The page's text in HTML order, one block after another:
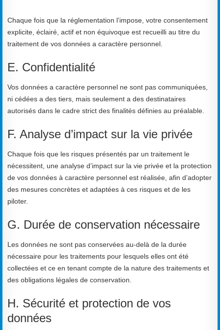
Chaque fois que la réglementation l’impose, votre consentement
explicite, éclairé, actif et non équivoque est recueilli au titre du
traitement de vos données a caractère personnel.
E. Confidentialité
Vos données a caractère personnel ne sont pas communiquées,
ni cédées a des tiers, mais seulement a des destinataires
autorisés dans le cadre strict des finalités définies au préalable.
F. Analyse d’impact sur la vie privée
Chaque fois que les risques présentés par un traitement le
nécessitent, une analyse d’impact sur la vie privée et la protection
de vos données à caractère personnel est réalisée, afin d’adopter
des mesures concrètes et adaptées à ces risques et de les
piloter.
G. Durée de conservation nécessaire
Les données ne sont pas conservées au-delà de la durée
nécessaire pour les traitements pour lesquels elles ont été
collectées et ce en tenant compte de la nature des traitements et
des obligations légales de conservation.
H. Sécurité et protection de vos
données